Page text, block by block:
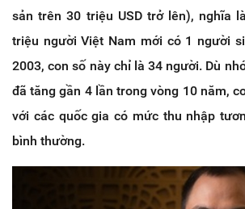
sản trên 30 triệu USD trở lên), nghĩa
triệu người Việt Nam mới có 1 người
2003, con số này chỉ là 34 người. Dù
đã tăng gần 4 lần trong vòng 10 năm,
với các quốc gia có mức thu nhập
bình thường.